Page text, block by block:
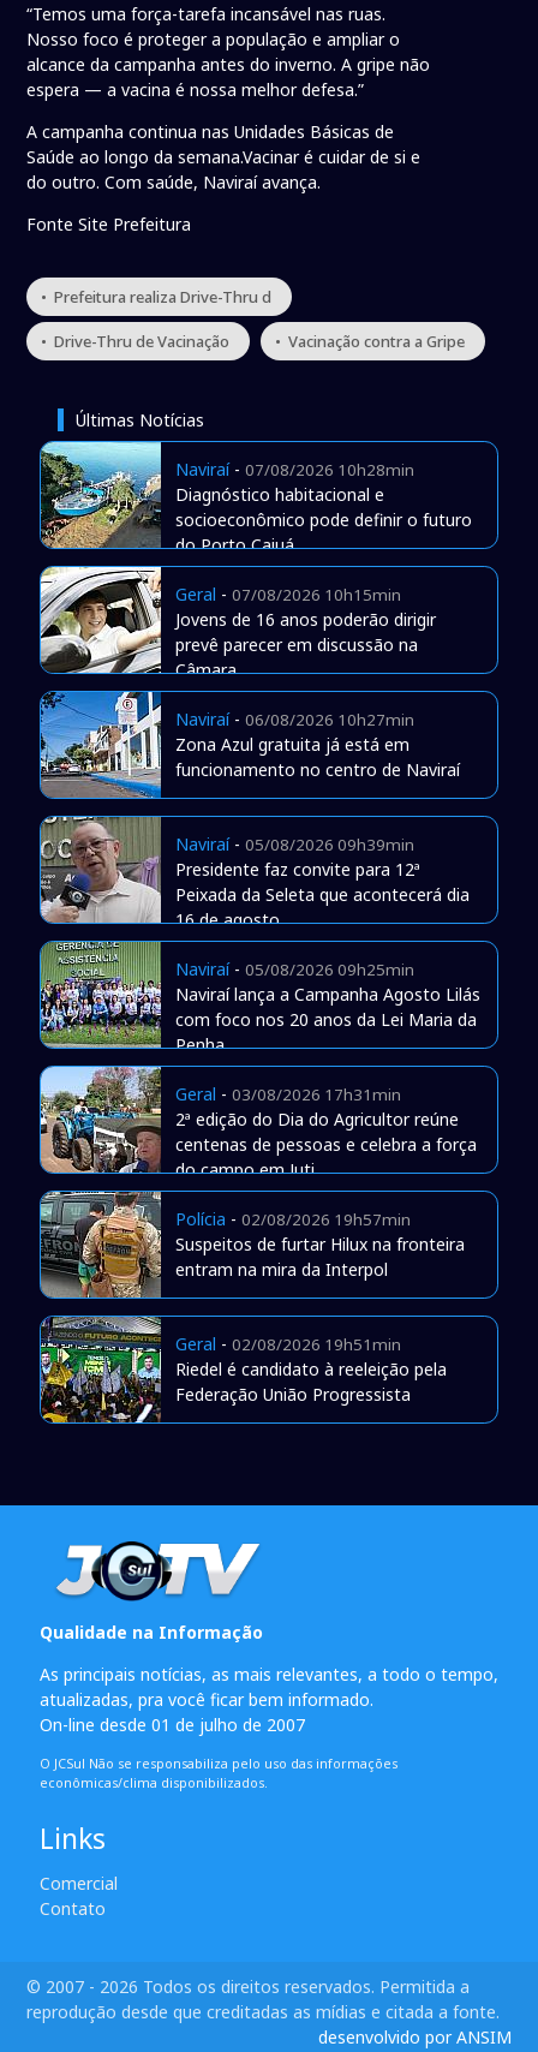
“Temos uma força-tarefa incansável nas ruas.
Nosso foco é proteger a população e ampliar o
alcance da campanha antes do inverno. A gripe não
espera — a vacina é nossa melhor defesa.”
A campanha continua nas Unidades Básicas de
Saúde ao longo da semana.Vacinar é cuidar de si e
do outro. Com saúde, Naviraí avança.
Fonte Site Prefeitura
• Prefeitura realiza Drive-Thru d
• Drive-Thru de Vacinação • Vacinação contra a Gripe
Últimas Notícias
Naviraí- 07/08/2026 10h28min
Diagnóstico habitacional e
socioeconômico pode definir o futuro
do Porto Caiuá
Geral - 07/08/2026 10h15min
Jovens de 16 anos poderão dirigir
prevê parecer em discussão na
Câmara
Naviraí- 06/08/2026 10h27min
Zona Azul gratuita já está em
funcionamento no centro de Naviraí
Naviraí- 05/08/2026 09h39min
Presidente faz convite para 12ª
Peixada da Seleta que acontecerá dia
16 de agosto
Naviraí- 05/08/2026 09h25min
Naviraí lança a Campanha Agosto Lilás
com foco nos 20 anos da Lei Maria da
Penha
Geral - 03/08/2026 17h31min
2ª edição do Dia do Agricultor reúne
centenas de pessoas e celebra a força
do campo em Juti
Polícia - 02/08/2026 19h57min
Suspeitos de furtar Hilux na fronteira
entram na mira da Interpol
Geral - 02/08/2026 19h51min
Riedel é candidato à reeleição pela
Federação União Progressista
Qualidade na Informação
As principais notícias, as mais relevantes, a todo o tempo,
atualizadas, pra você ficar bem informado.
On-line desde 01 de julho de 2007
O JCSul Não se responsabiliza pelo uso das informações
econômicas/clima disponibilizados.
Links
Comercial
Contato
© 2007 - 2026 Todos os direitos reservados. Permitida a
reprodução desde que creditadas as mídias e citada a fonte.
desenvolvido por ANSIM